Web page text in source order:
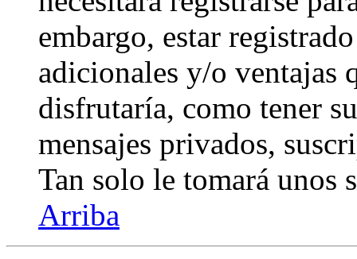
embargo, estar
adicionales y/o ventajas
disfrutaría, como tener
mensajes privados,
Tan solo le tomará unos
Arriba